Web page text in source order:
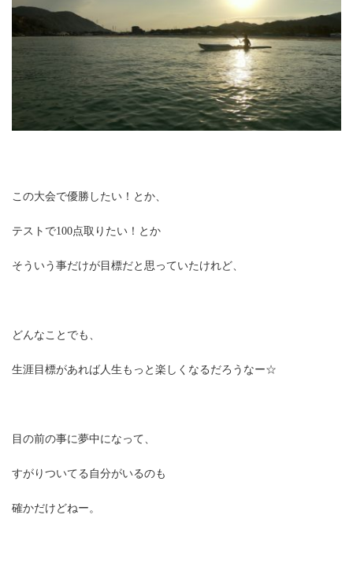
この大会で優勝したい！とか、
テストで100点取りたい！とか
そういう事だけが目標だと思っていたけれど、
どんなことでも、
生涯目標があれば人生もっと楽しくなるだろうなー☆
目の前の事に夢中になって、
すがりついてる自分がいるのも
確かだけどねー。